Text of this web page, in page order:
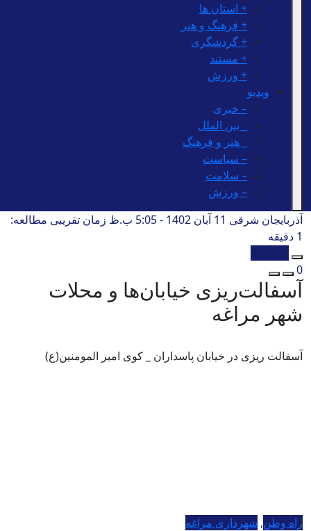
+ استان ها
+ فرهنگ و هنر
+ گردشگری
+ مستند
+ ورزش
ویدیو
– خبری
_ بین الملل
_ هنر و فرهنگ
– سیاست
– سلامت
– ورزش
آذربایجان شرقی 11 آبان 1402 - 5:05 ب.ظ
زمان تقریبی مطالعه:
1 دقیقه
0
آسفالت‌ریزی خیابان‌ها و محلات
شهر مراغه
آسفالت ریزی در خيابان پاسداران _ کوی امیر المومنین(ع)
راه وطن, شهرداری مراغه